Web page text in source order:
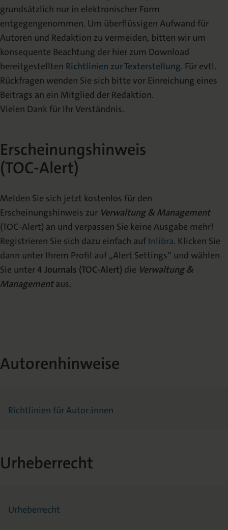
grundsätzlich nur in elektronischer Form
entgegengenommen. Um überflüssigen Aufwand für
Autoren und Redaktion zu vermeiden, bitten wir um
konsequente Beachtung der hier zum Download
bereitgestellten Richtlinien zur Texterstellung. Für evtl.
Rückfragen wenden Sie sich bitte vor Einreichung eines
Beitrags an ein Mitglied der Redaktion.
Vielen Dank für Ihr Verständnis.
Erscheinungshinweis
(TOC-Alert)
Melden Sie sich jetzt kostenlos für den
Erscheinungshinweis zur Verwaltung & Management
(TOC-Alert) an und verpassen Sie keine Ausgabe mehr!
Registrieren Sie sich dazu einfach aufInlibra. Klicken Sie
dann unter Ihrem Profil auf „Alert Settings“ und wählen
Sie unter4 Journals (TOC-Alert) die Verwaltung &
Managementaus.
Autorenhinweise
Richtlinien für Autor:innen
Urheberrecht
Urheberrecht